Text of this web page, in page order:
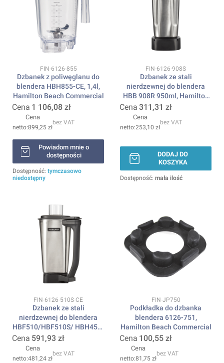
Kod produktu
FIN-6126-855
Dzbanek z poliwęglanu do
blendera HBH855-CE, 1,4l,
Hamilton Beach Commercial
Cena 1 106,08 zł
Cena
899,25 zł
bez VAT
Powiadom mnie o
dostępności
Dostępność: tymczasowo
niedostępny
Kod produktu
FIN-6126-908S
Dzbanek ze stali
nierdzewnej do blendera
HBB 908R 950ml, Hamilton
Beach Commercial
Cena 311,31 zł
Cena
253,10 zł
bez VAT
DODAJ DO
KOSZYKA
Dostępność: mała ilość
Kod produktu
FIN-6126-510S-CE
Dzbanek ze stali
nierdzewnej do blendera
HBF510/HBF510S/ HBH455-
CE 1,8l, Hamilton Beach
Commercial
Cena 591,93 zł
Cena
481,24 zł
bez VAT
Kod produktu
FIN-JP750
Podkładka do dzbanka
blendera 6126-751,
Hamilton Beach Commercial
Cena 100,55 zł
Cena
81,75 zł
bez VAT